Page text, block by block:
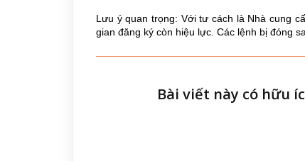
Lưu ý quan trọng: Với tư cách là Nhà cung
gian đăng ký còn hiệu lực. Các lệnh bị đóng
Bài viết này có hữu